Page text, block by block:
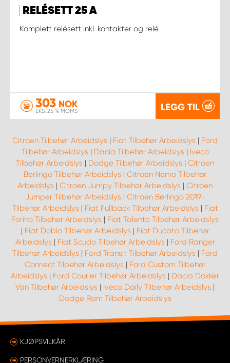
RELÉSETT 25 A
Komplett relésett inkl. kontakter og relé.
303 NOK
EKS. 25 % MOMS LEGG TIL
Citroen Tilbehør Arbeidslys | Fiat Tilbehør Arbeidslys | Ford
Tilbehør Arbeidslys | Dacia Tilbehør Arbeidslys | Iveco
Tilbehør Arbeidslys | Dodge Tilbehør Arbeidslys | Citroen
Berlingo Tilbehør Arbeidslys | Citroen Nemo Tilbehør
Arbeidslys | Citroen Jumpy Tilbehør Arbeidslys | Citroen
Jumper Tilbehør Arbeidslys | Citroen Berlingo 2019-
Tilbehør Arbeidslys | Fiat Fullback Tilbehør Arbeidslys | Fiat
Forino Tilbehør Arbeidslys | Fiat Talento Tilbehør Arbeidslys
| Fiat Doblo Tilbehør Arbeidslys | Fiat Ducato Tilbehør
Arbeidslys | Fiat Scudo Tilbehør Arbeidslys | Ford Ranger
Tilbehør Arbeidslys | Ford Transit Tilbehør Arbeidslys | Ford
Connect Tilbehør Arbeidslys | Ford Custom Tilbehør
Arbeidslys | Ford Courier Tilbehør Arbeidslys | Dacia Dokker
Van Tilbehør Arbeidslys | Iveco Daily Tilbehør Arbeidslys |
Dodge Ram Tilbehør Arbeidslys
KJØPSVILKÅR
PERSONVERNERKLÆRING